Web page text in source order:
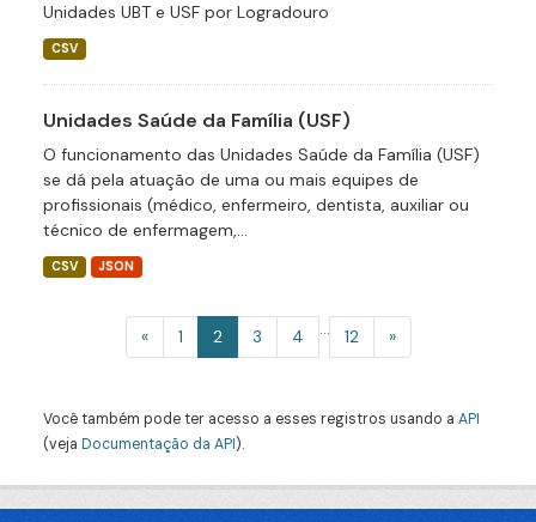
Unidades UBT e USF por Logradouro
CSV
Unidades Saúde da Família (USF)
O funcionamento das Unidades Saúde da Família (USF)
se dá pela atuação de uma ou mais equipes de
profissionais (médico, enfermeiro, dentista, auxiliar ou
técnico de enfermagem,...
CSV JSON
« 1 2 3 4 ... 12 »
Você também pode ter acesso a esses registros usando a API
(veja Documentação da API).